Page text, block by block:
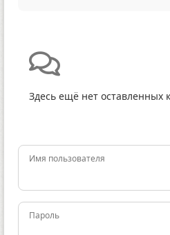
Здесь ещё нет оставленных
Имя пользователя
Пароль